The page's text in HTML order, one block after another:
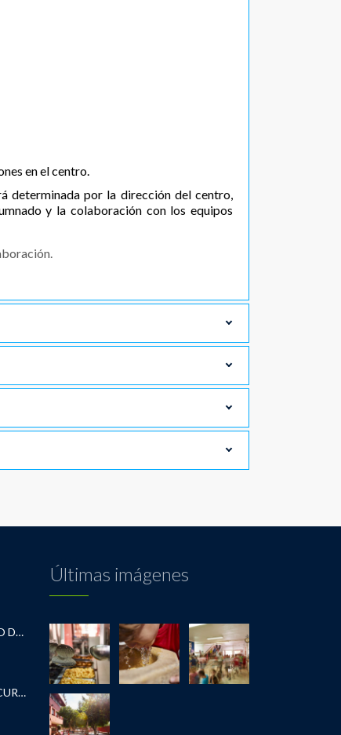
en el centro.
determinada por la dirección del centro,
y la colaboración con los equipos
RECOMENDACIONES DEL EQUIPO DE INFANTIL
SOLITUD DESAYUNO ESCOLAR- CURSO 2026-2027
Últimas imágenes